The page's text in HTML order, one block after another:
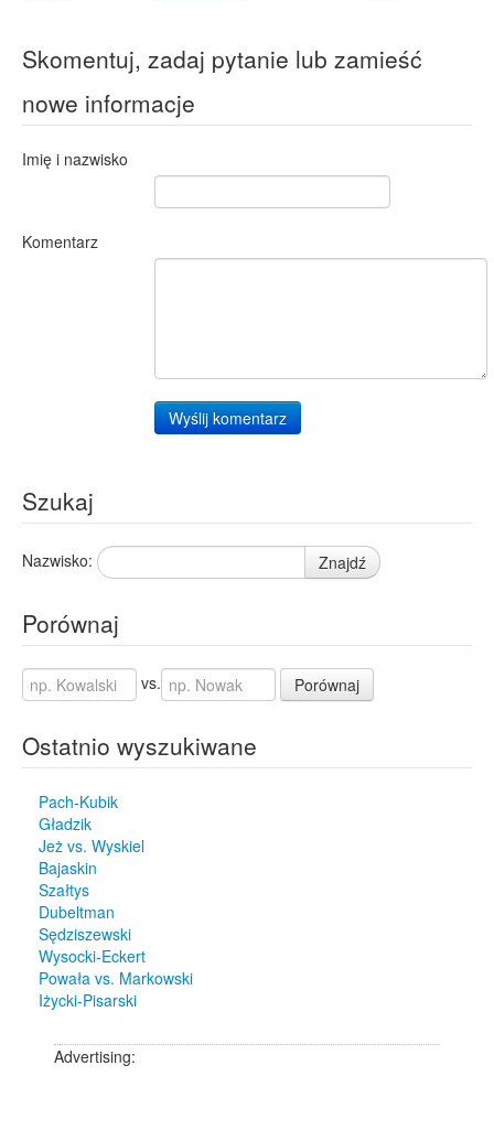
Skomentuj, zadaj pytanie lub zamieść
nowe informacje
Imię i nazwisko
Komentarz
Wyślij komentarz
Szukaj
Nazwisko: Znajdź
Porównaj
vs. Porównaj
Ostatnio wyszukiwane
Pach-Kubik
Gładzik
Jeż vs. Wyskiel
Bajaskin
Szałtys
Dubeltman
Sędziszewski
Wysocki-Eckert
Powała vs. Markowski
Iżycki-Pisarski
Advertising: